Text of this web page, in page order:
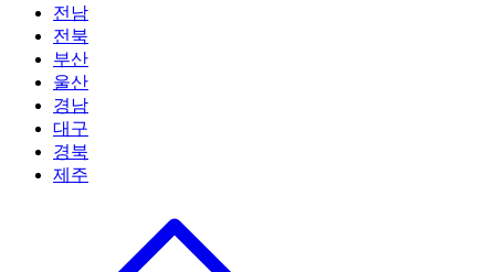
전남
전북
부산
울산
경남
대구
경북
제주